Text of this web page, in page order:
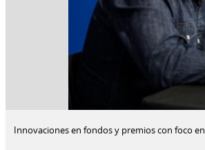
Innovaciones en fondos y premios con foco